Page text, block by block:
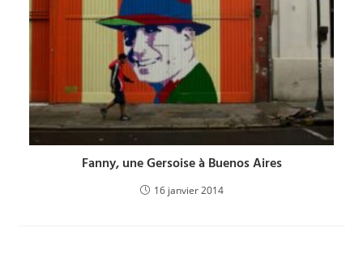
Fanny, une Gersoise à Buenos Aires
16 janvier 2014